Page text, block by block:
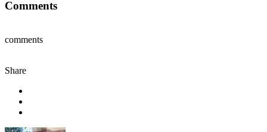
Comments
comments
Share